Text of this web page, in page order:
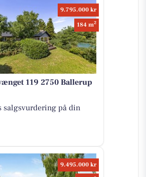
9.795.000 kr
184 m2
119 2750 Ballerup
salgsvurdering på din
9.495.000 kr